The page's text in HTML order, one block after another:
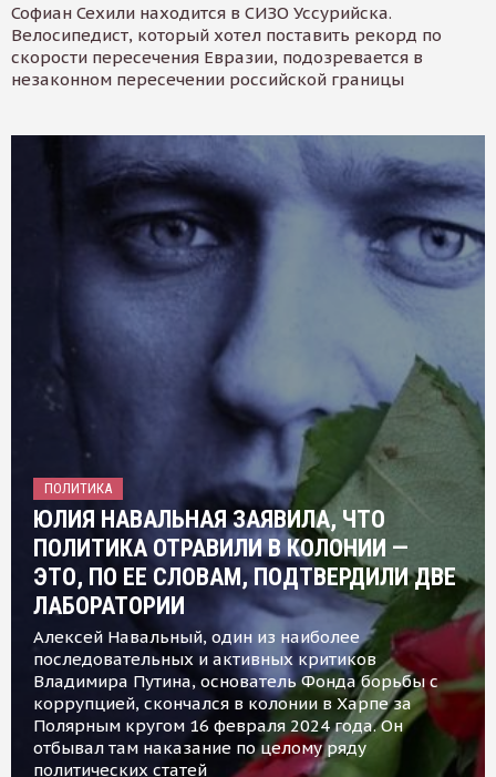
Софиан Сехили находится в СИЗО Уссурийска.
Велосипедист, который хотел поставить рекорд по
скорости пересечения Евразии, подозревается в
незаконном пересечении российской границы
ПОЛИТИКА
ЮЛИЯ НАВАЛЬНАЯ ЗАЯВИЛА, ЧТО
ПОЛИТИКА ОТРАВИЛИ В КОЛОНИИ —
ЭТО, ПО ЕЕ СЛОВАМ, ПОДТВЕРДИЛИ ДВЕ
ЛАБОРАТОРИИ
Алексей Навальный, один из наиболее
последовательных и активных критиков
Владимира Путина, основатель Фонда борьбы с
коррупцией, скончался в колонии в Харпе за
Полярным кругом 16 февраля 2024 года. Он
отбывал там наказание по целому ряду
политических статей